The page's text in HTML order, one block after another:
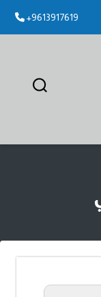
+9613917619